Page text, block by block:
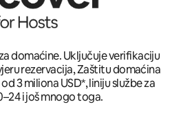
domaćine. Uključuje verifikaciju
rezervacija, Zaštitu domaćina
3 miliona USD*, liniju službe za
i još mnogo toga.